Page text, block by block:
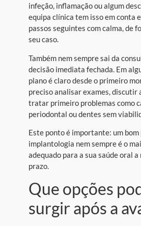
infeção, inflamação ou algum
equipa clínica tem isso em conta
passos seguintes com calma, de
seu caso.
Também nem sempre sai da
decisão imediata fechada. Em
plano é claro desde o primeiro
preciso analisar exames,
tratar primeiro problemas como
periodontal ou dentes sem
Este ponto é importante: um bom
implantologia nem sempre é o
adequado para a sua saúde oral a
prazo.
Que opções
surgir após a